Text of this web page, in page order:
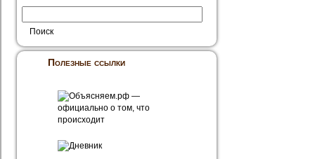
Полезные ссылки